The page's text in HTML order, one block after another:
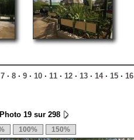
7 · 8 · 9 · 10 · 11 · 12 · 13 · 14· 15 · 16
Photo 19 sur 298